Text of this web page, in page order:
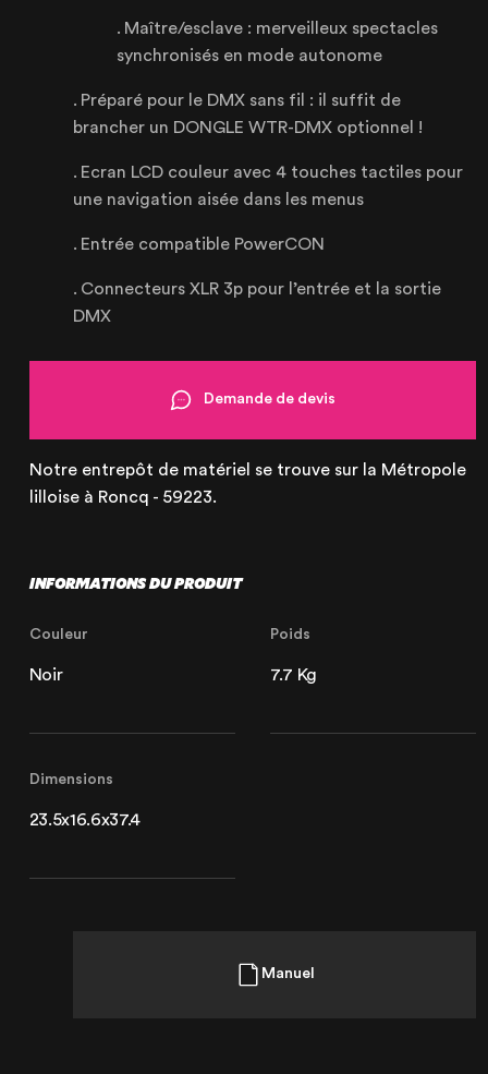
62520 Le Touquet, France
Maître/esclave : merveilleux spectacles
synchronisés en mode autonome
Préparé pour le DMX sans fil : il suffit de
brancher un DONGLE WTR-DMX optionnel !
Ecran LCD couleur avec 4 touches tactiles pour
une navigation aisée dans les menus
Entrée compatible PowerCON
Connecteurs XLR 3p pour l’entrée et la sortie
DMX
Demande de devis
Notre entrepôt de matériel se trouve sur la Métropole
lilloise à Roncq - 59223.
INFORMATIONS DU PRODUIT
Couleur
Noir
Poids
7.7 Kg
Dimensions
23.5x16.6x37.4
Manuel